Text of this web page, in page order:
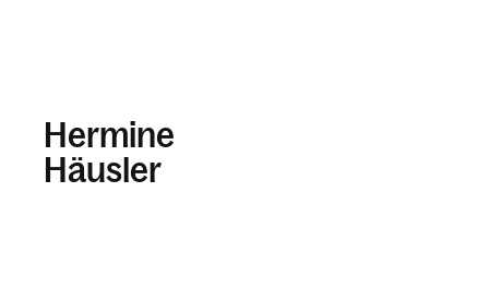
Hermine
Häusler